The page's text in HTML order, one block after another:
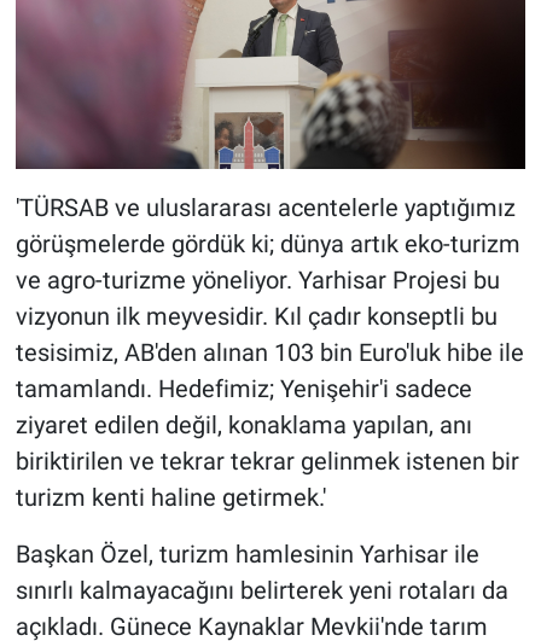
'TÜRSAB ve uluslararası acentelerle yaptığımız
görüşmelerde gördük ki; dünya artık eko-turizm
ve agro-turizme yöneliyor. Yarhisar Projesi bu
vizyonun ilk meyvesidir. Kıl çadır konseptli bu
tesisimiz, AB'den alınan 103 bin Euro'luk hibe ile
tamamlandı. Hedefimiz; Yenişehir'i sadece
ziyaret edilen değil, konaklama yapılan, anı
biriktirilen ve tekrar tekrar gelinmek istenen bir
turizm kenti haline getirmek.'
Başkan Özel, turizm hamlesinin Yarhisar ile
sınırlı kalmayacağını belirterek yeni rotaları da
açıkladı. Günece Kaynaklar Mevkii'nde tarım